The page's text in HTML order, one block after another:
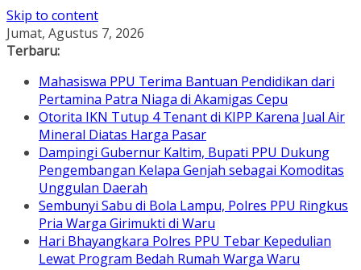
Skip to content
Jumat, Agustus 7, 2026
Terbaru:
Mahasiswa PPU Terima Bantuan Pendidikan dari
Pertamina Patra Niaga di Akamigas Cepu
Otorita IKN Tutup 4 Tenant di KIPP Karena Jual Air
Mineral Diatas Harga Pasar
Dampingi Gubernur Kaltim, Bupati PPU Dukung
Pengembangan Kelapa Genjah sebagai Komoditas
Unggulan Daerah
Sembunyi Sabu di Bola Lampu, Polres PPU Ringkus
Pria Warga Girimukti di Waru
Hari Bhayangkara Polres PPU Tebar Kepedulian
Lewat Program Bedah Rumah Warga Waru